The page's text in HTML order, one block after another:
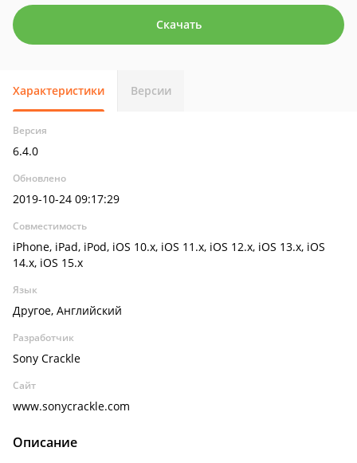
Скачать
Характеристики Версии
Версия
6.4.0
Обновлено
2019-10-24 09:17:29
Совместимость
iPhone, iPad, iPod, iOS 10.x, iOS 11.x, iOS 12.x, iOS 13.x, iOS
14.x, iOS 15.x
Язык
Другое, Английский
Разработчик
Sony Crackle
Сайт
www.sonycrackle.com
Описание